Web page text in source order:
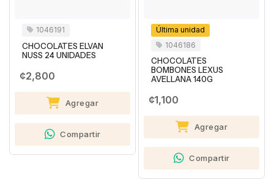
1046191
CHOCOLATES ELVAN
NUSS 24 UNIDADES
¢2,800
Agregar
Compartir
Última unidad
1046186
CHOCOLATES
BOMBONES LEXUS
AVELLANA 140G
¢1,100
Agregar
Compartir